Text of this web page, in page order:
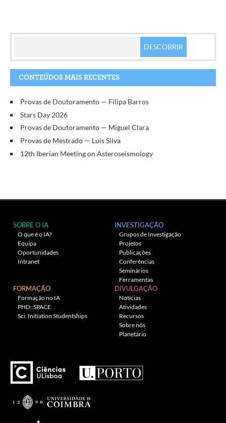
CONTEÚDOS MAIS RECENTES
Provas de Doutoramento — Filipa Barros
Stars Day 2026
Provas de Doutoramento — Miguel Clara
Provas de Mestrado — Luís Silva
12th Iberian Meeting on Asteroseismology
SOBRE O IA
O que é o IA?
Equipa
Oportunidades
Intranet
INVESTIGAÇÃO
Grupos de Investigação
Projetos
Publicações
Conferências
Seminários
Ferramentas
FORMAÇÃO
Formação no IA
PHD::SPACE
Sci. Initiation Studentships
DIVULGAÇÃO
Notícias
Atividades
Recursos
Sobre nós
Planetário